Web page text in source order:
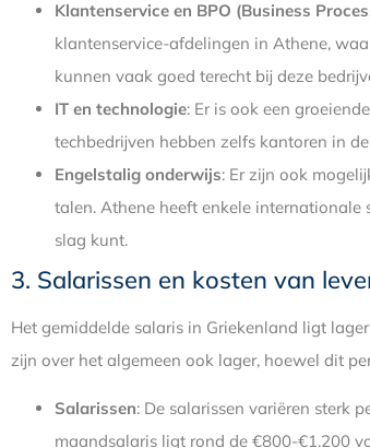
Klantenservice en BPO (Business
klantenservice-afdelingen in Athene,
kunnen vaak goed terecht bij deze
IT en technologie: Er is ook een
techbedrijven hebben zelfs kantoren in
Engelstalig onderwijs: Er zijn ook
talen. Athene heeft enkele
slag kunt.
3. Salarissen en kosten van
Het gemiddelde salaris in Griekenland ligt
zijn over het algemeen ook lager, hoewel dit
Salarissen: De salarissen variëren sterk
maandsalaris ligt rond de €800-€1.200